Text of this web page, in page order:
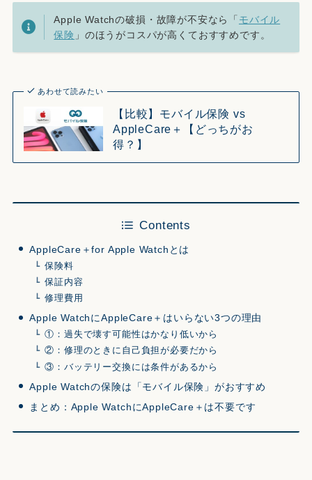
Apple Watchの破損・故障が不安なら「 モバイル
保険 」のほうがコスパが高くておすすめです。
あわせて読みたい
【比較】モバイル保険 vs
AppleCare＋【どっちがお
得？】
Contents
AppleCare＋for Apple Watchとは
保険料
保証内容
修理費用
Apple WatchにAppleCare＋はいらない3つの理由
①：過失で壊す可能性はかなり低いから
②：修理のときに自己負担が必要だから
③：バッテリー交換には条件があるから
Apple Watchの保険は「モバイル保険」がおすすめ
まとめ：Apple WatchにAppleCare＋は不要です